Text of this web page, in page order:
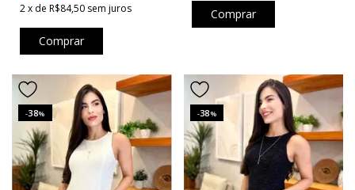
2x de R$84,50 sem juros
Comprar
Comprar
-38% -38%